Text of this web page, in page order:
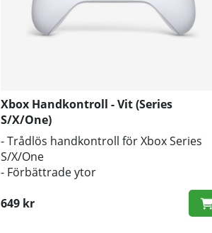
Xbox Handkontroll - Vit (Series
S/X/One)
- Trådlös handkontroll för Xbox Series
S/X/One
- Förbättrade ytor
649 kr